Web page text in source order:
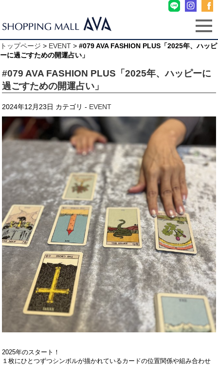
トップページ > EVENT > #079 AVA FASHION PLUS「2025年、ハッピ
ーに過ごすための開運占い」
#079 AVA FASHION PLUS「2025年、ハッピーに
過ごすための開運占い」
2024年12月23日 カテゴリ - EVENT
2025年のスタート！
１枚にひとつずつシンボルが描かれているカードの位置関係や組み合わせ